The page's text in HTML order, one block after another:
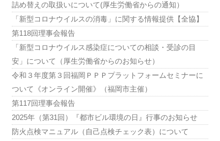
詰め替えの取扱いについて(厚生労働省からの通知）
「新型コロナウイルスの消毒」に関する情報提供【全協】
第118回理事会報告
「新型コロナウイルス感染症についての相談・受診の目
安」について（厚生労働省からのお知らせ）
令和３年度第３回福岡ＰＰＰプラットフォームセミナーに
ついて《オンライン開催》（福岡市主催）
第117回理事会報告
2025年（第31回）『都市ビル環境の日』行事のお知らせ
防火点検マニュアル（自己点検チェック表）について